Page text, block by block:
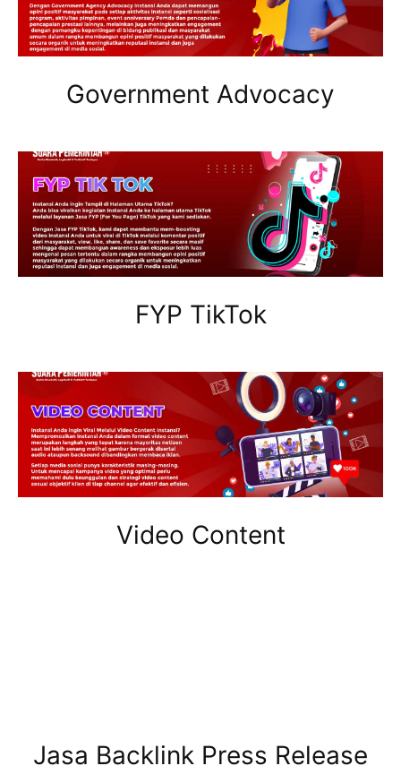
Government Advocacy
FYP TikTok
Video Content
Jasa Backlink Press Release